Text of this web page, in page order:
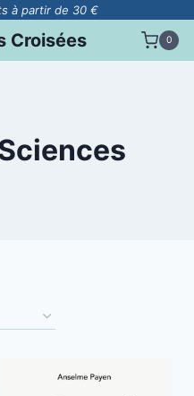
à partir de 30 €
Croisées 0